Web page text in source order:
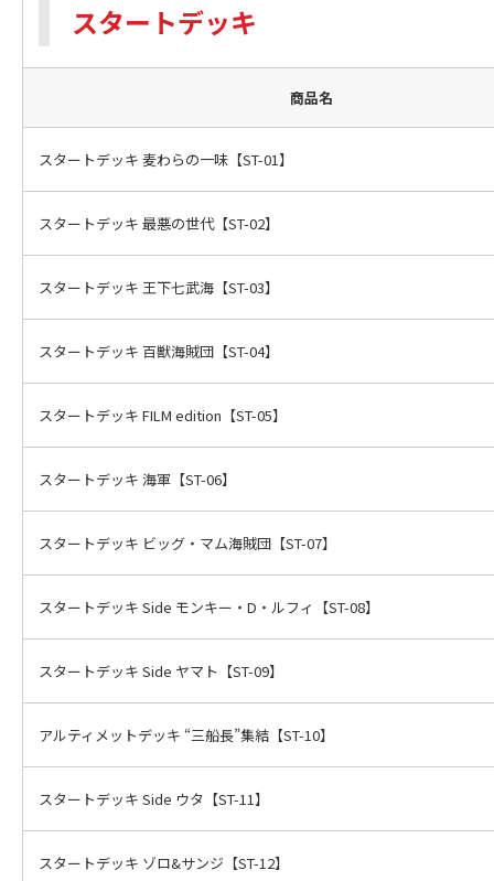
スタートデッキ
商品名
スタートデッキ 麦わらの一味【ST-01】
スタートデッキ 最悪の世代【ST-02】
スタートデッキ 王下七武海【ST-03】
スタートデッキ 百獣海賊団【ST-04】
スタートデッキ FILM edition【ST-05】
スタートデッキ 海軍【ST-06】
スタートデッキ ビッグ・マム海賊団【ST-07】
スタートデッキ Side モンキー・D・ルフィ【ST-08】
スタートデッキ Side ヤマト【ST-09】
アルティメットデッキ “三船長”集結【ST-10】
スタートデッキ Side ウタ【ST-11】
スタートデッキ ゾロ&サンジ【ST-12】